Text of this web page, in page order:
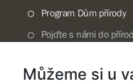
Program Dům přírody
Pojďte s námi do
Rok CHKO pod
Můžeme si u